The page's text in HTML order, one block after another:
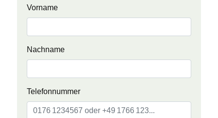
Vorname
Nachname
Telefonnummer